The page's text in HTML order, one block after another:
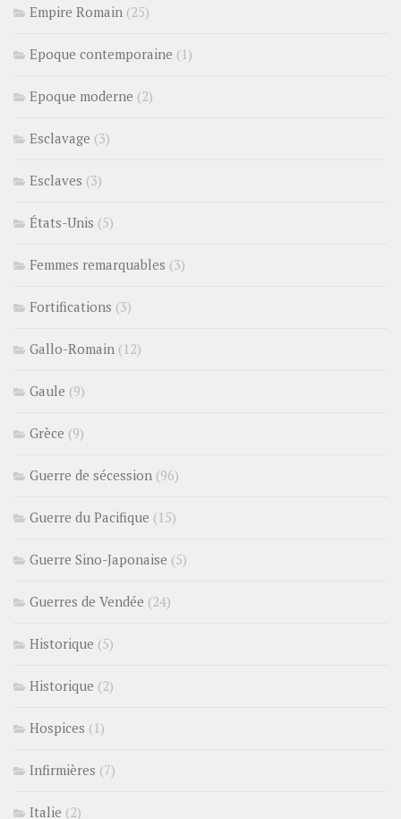
Empire Romain (25)
Epoque contemporaine (1)
Epoque moderne (2)
Esclavage (3)
Esclaves (3)
États-Unis (5)
Femmes remarquables (3)
Fortifications (3)
Gallo-Romain (12)
Gaule (9)
Grèce (9)
Guerre de sécession (96)
Guerre du Pacifique (15)
Guerre Sino-Japonaise (5)
Guerres de Vendée (24)
Historique (5)
Historique (2)
Hospices (1)
Infirmières (7)
Italie (2)